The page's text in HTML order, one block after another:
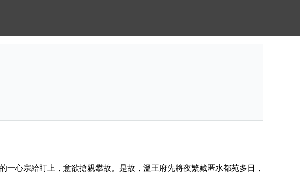
心宗給盯上，意欲搶親攀故。是故，溫王府先將夜繁藏匿水都苑多日，